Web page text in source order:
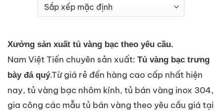
Xưởng sản xuất tủ vàng bạc theo yêu cầu.
Nam Việt Tiến chuyên sản xuất: Tủ vàng bạc trưng
bày đá quý.Từ giá rẻ đến hàng cao cấp nhất hiện
nay, tủ vàng bạc nhôm kính, tủ bán vàng inox 304,
gia công các mẫu tủ bán vàng theo yêu cầu giá tại